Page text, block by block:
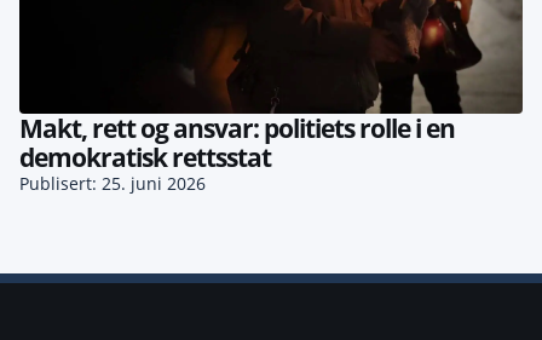
Makt, rett og ansvar: politiets rolle i en
demokratisk rettsstat
Publisert: 25. juni 2026